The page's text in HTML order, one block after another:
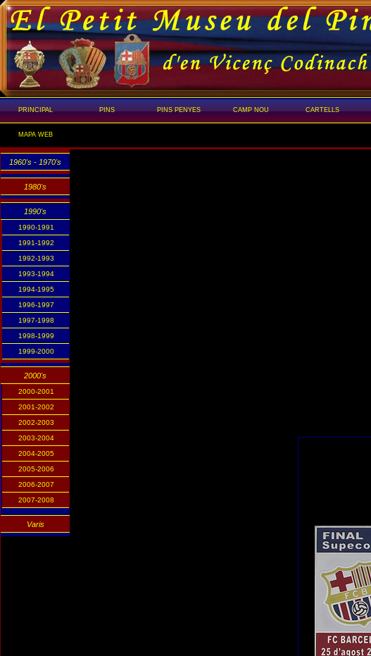
PRINCIPAL PINS PINS PENYES CAMP NOU CARTELLS
MAPA WEB
1960's - 1970's
1980's
1990's
1990-1991
1991-1992
1992-1993
1993-1994
1994-1995
1996-1997
1997-1998
1998-1999
1999-2000
2000's
2000-2001
2001-2002
2002-2003
2003-2004
2004-2005
2005-2006
2006-2007
2007-2008
Varis